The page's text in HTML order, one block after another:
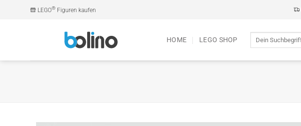
LEGO® Figuren kaufen
HOME LEGO SHOP
Suche